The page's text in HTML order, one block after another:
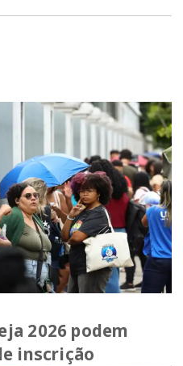
2026 podem
inscrição